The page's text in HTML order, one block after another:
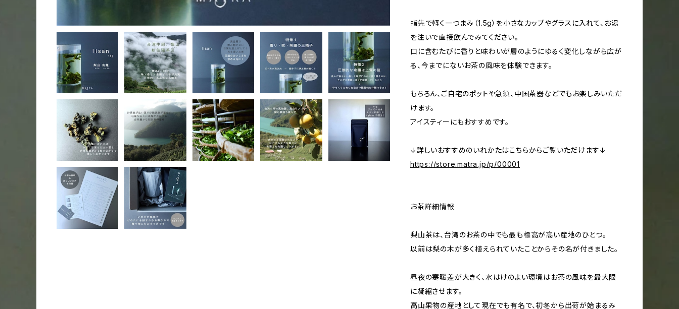
指先で軽く一つまみ（1.5g）を小さなカップやグラスに入れて、お湯
を注いで直接飲んでみてください。
口に含むたびに香りと味わいが層のようにゆるく変化しながら広が
る、今までにないお茶の風味を体験できます。
もちろん、ご自宅のポットや急須、中国茶器などでもお楽しみいただ
けます。
アイスティーにもおすすめです。
↓詳しいおすすめのいれかたはこちらからご覧いただけます↓
https://store.matra.jp/p/00001
お茶詳細情報
梨山茶は、台湾のお茶の中でも最も標高が高い産地のひとつ。
以前は梨の木が多く植えられていたことからその名が付きました。
昼夜の寒暖差が大きく、水はけのよい環境はお茶の風味を最大限
に凝縮させます。
高山果物の産地として現在でも有名で、初冬から出荷が始まるみ